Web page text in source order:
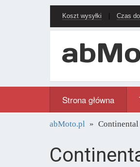
Koszt wysyłki Czas
Strona główna
abMoto.pl Continental